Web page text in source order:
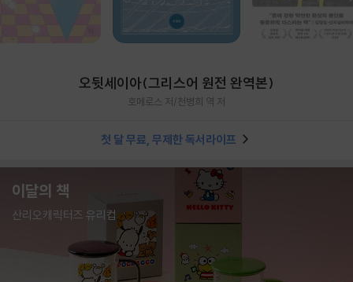
오뒷세이아(그리스어 원전 완역본)
호메로스 저/천병희 역 저
첫 달 무료, 무제한 독서라이프
이달의 책
산리오캐릭터즈 유리컵